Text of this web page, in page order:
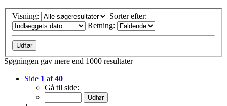
Visning:
Sorter efter:
Retning:
Søgningen gav mere end 1000 resultater
Side 1 af40
Gå til side: